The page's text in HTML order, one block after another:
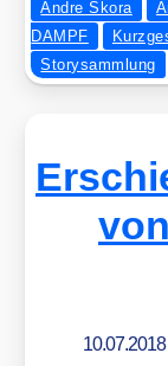
Andre Skora
DAMPF
Storysammlung
10.07.2018